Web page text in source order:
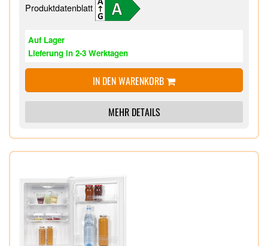
Produktdatenblatt
Auf Lager
Lieferung in 2-3 Werktagen
IN DEN WARENKORB
MEHR DETAILS